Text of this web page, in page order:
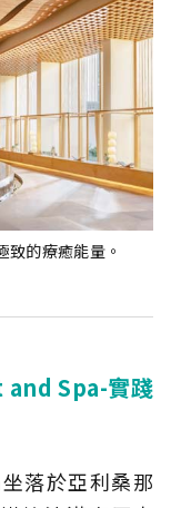
的療癒能量。
Spa-實踐
落於亞利桑那